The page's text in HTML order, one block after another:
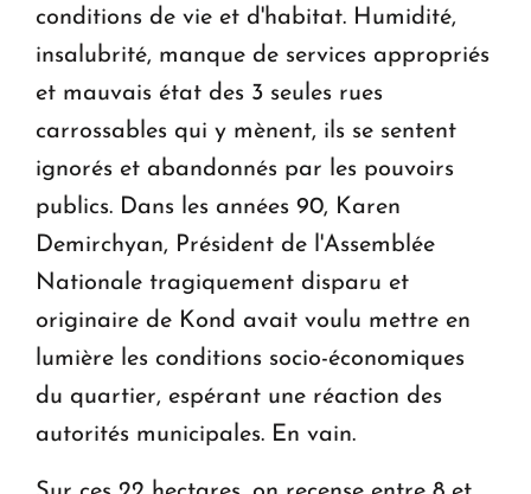
conditions de vie et d'habitat. Humidité,
insalubrité, manque de services appropriés
et mauvais état des 3 seules rues
carrossables qui y mènent, ils se sentent
ignorés et abandonnés par les pouvoirs
publics. Dans les années 90, Karen
Demirchyan, Président de l'Assemblée
Nationale tragiquement disparu et
originaire de Kond avait voulu mettre en
lumière les conditions socio-économiques
du quartier, espérant une réaction des
autorités municipales. En vain.